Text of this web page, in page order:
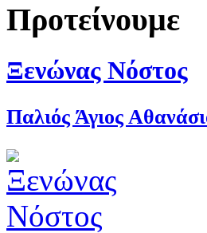
Προτείνουμε
Ξενώνας Νόστος
Παλιός Άγιος